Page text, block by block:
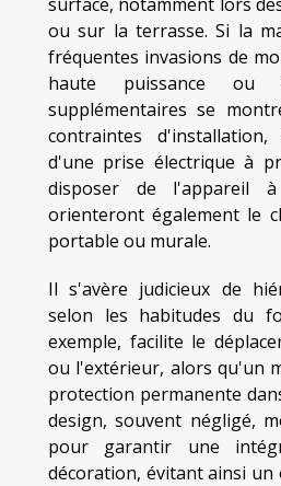
ou sur la terrasse. Si la
fréquentes invasions de
haute puissance ou
supplémentaires se
contraintes
d'une prise électrique à
disposer de l'appareil
orienteront également le
portable ou murale.
Il s'avère judicieux de
selon les habitudes du
exemple, facilite le
ou l'extérieur, alors qu'un
protection permanente
design, souvent négligé,
pour garantir une
décoration, évitant ainsi un